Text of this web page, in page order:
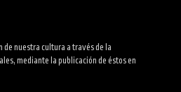
de nuestra cultura a través de la
mediante la publicación de éstos en